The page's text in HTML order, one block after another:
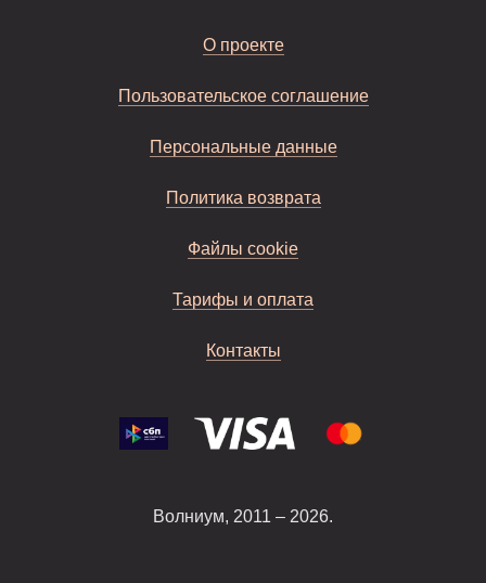
О проекте
Пользовательское соглашение
Персональные данные
Политика возврата
Файлы cookie
Тарифы и оплата
Контакты
Волниум, 2011 – 2026.